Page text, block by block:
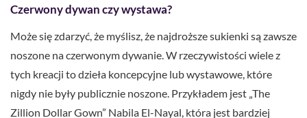
Czerwony dywan czy wystawa?
Może się zdarzyć, że myślisz, że najdroższe sukienki są zawsze
noszone na czerwonym dywanie. W rzeczywistości wiele z
tych kreacji to dzieła koncepcyjne lub wystawowe, które
nigdy nie były publicznie noszone. Przykładem jest „The
Zillion Dollar Gown” Nabila El-Nayal, która jest bardziej